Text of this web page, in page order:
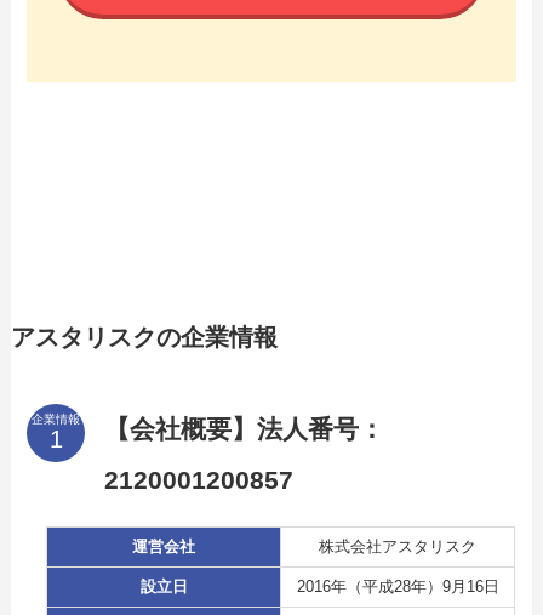
アスタリスクの企業情報
企業情報
【会社概要】法人番号：
2120001200857
運営会社 株式会社アスタリスク
設立日 2016年（平成28年）9月16日